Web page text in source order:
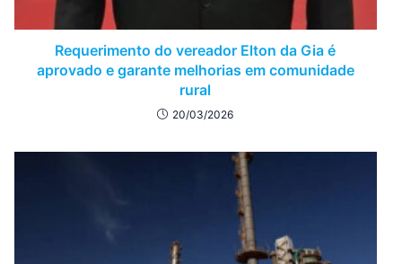
Requerimento do vereador Elton da Gia é
aprovado e garante melhorias em comunidade
rural
20/03/2026